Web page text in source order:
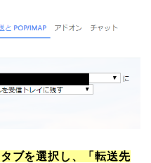
ブを選択し、「転送先